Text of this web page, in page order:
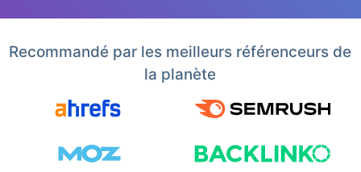
Recommandé par les meilleurs référenceurs de
la planète